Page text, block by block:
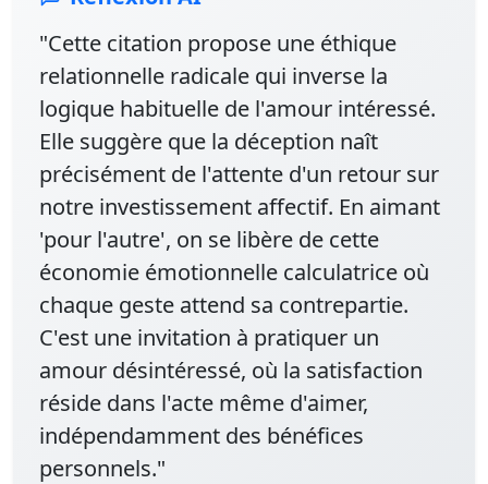
"Cette citation propose une éthique
relationnelle radicale qui inverse la
logique habituelle de l'amour intéressé.
Elle suggère que la déception naît
précisément de l'attente d'un retour sur
notre investissement affectif. En aimant
'pour l'autre', on se libère de cette
économie émotionnelle calculatrice où
chaque geste attend sa contrepartie.
C'est une invitation à pratiquer un
amour désintéressé, où la satisfaction
réside dans l'acte même d'aimer,
indépendamment des bénéfices
personnels."